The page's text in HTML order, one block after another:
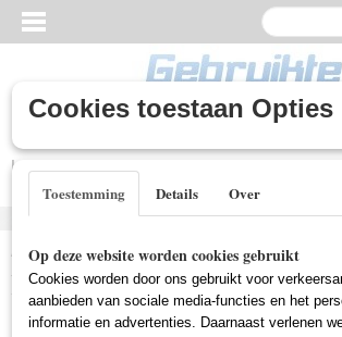
Inloggen
Home >Nieuwe DVD's>T.V. Series (Nieuw)
Seizoen 2 (Nieuw)
Cookies toestaan Opties
Toestemming Details Over
Op deze website worden cookies gebruikt
Cookies worden door ons gebruikt voor
aanbieden van sociale media-functies en het
informatie en advertenties. Daarnaast verlenen